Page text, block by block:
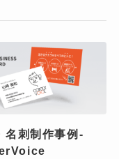
名刺制作事例-